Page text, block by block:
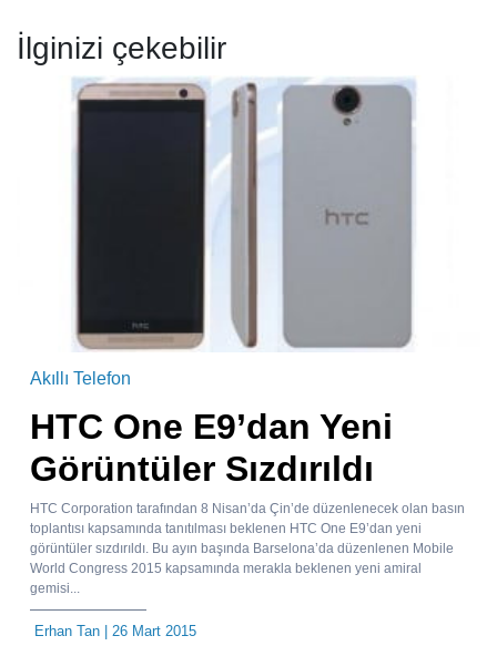
İlginizi çekebilir
Akıllı Telefon
HTC One E9’dan Yeni
Görüntüler Sızdırıldı
HTC Corporation tarafından 8 Nisan’da Çin’de düzenlenecek olan basın
toplantısı kapsamında tanıtılması beklenen HTC One E9’dan yeni
görüntüler sızdırıldı. Bu ayın başında Barselona’da düzenlenen Mobile
World Congress 2015 kapsamında merakla beklenen yeni amiral
gemisi...
Erhan Tan | 26 Mart 2015